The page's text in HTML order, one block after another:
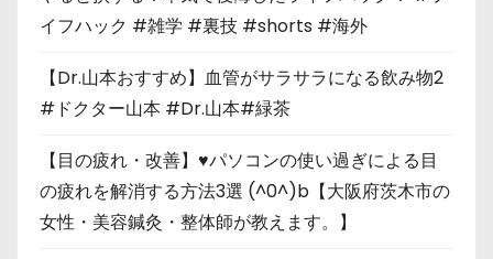
イフハック #雑学 #裏技 #shorts #海外
【Dr.山本おすすめ】血管がサラサラになる飲み物2
#ドクター山本 #Dr.山本#緑茶
【目の疲れ・改善】♥パソコンの使い過ぎによる目
の疲れを解消する方法3選 (^0^)b【大阪府茨木市の
女性・美容鍼灸・整体師が教えます。】